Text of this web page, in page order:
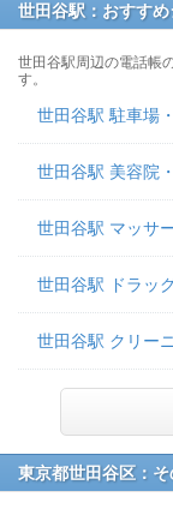
世田谷駅：おすす
世田谷駅周辺の電話帳
す。
世田谷駅 駐車場
世田谷駅 美容院
世田谷駅 マッサ
世田谷駅 ドラッ
世田谷駅 クリー
東京都世田谷区：